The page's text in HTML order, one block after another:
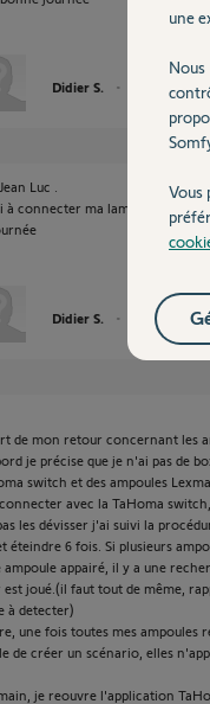
Didier S. il y a presque 2
Luc .
à connecter ma lampe, je vous
Didier S. il y a presque
de mon retour concernant les
je précise que je n'ai pas de
switch et des ampoules
avec la TaHoma
les dévisser j'ai suivi la
éteindre 6 fois. Si plusieurs
ampoule appairé, il y a une
joué.(il faut tout de même,
à detecter)
une fois toutes mes ampoules
de créer un scénario, elles
je reouvre l'application
une
Vous